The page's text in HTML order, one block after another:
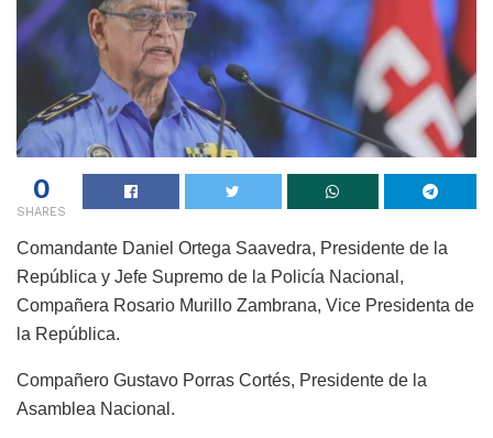
0
SHARES
Comandante Daniel Ortega Saavedra, Presidente de la
República y Jefe Supremo de la Policía Nacional,
Compañera Rosario Murillo Zambrana, Vice Presidenta de
la República.
Compañero Gustavo Porras Cortés, Presidente de la
Asamblea Nacional.